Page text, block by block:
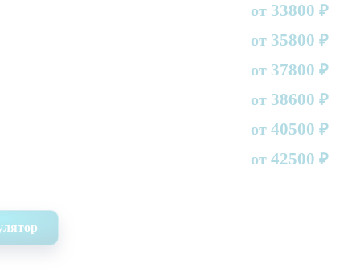
от 33800 ₽
от 35800 ₽
от 37800 ₽
от 38600 ₽
от 40500 ₽
от 42500 ₽